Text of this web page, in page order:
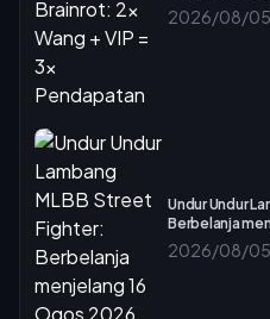
2026/08/05
Undur Undur
Berbelanja
2026/08/05